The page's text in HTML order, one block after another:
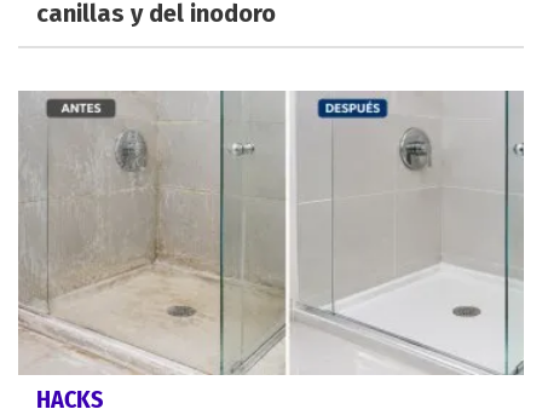
canillas y del inodoro
HACKS